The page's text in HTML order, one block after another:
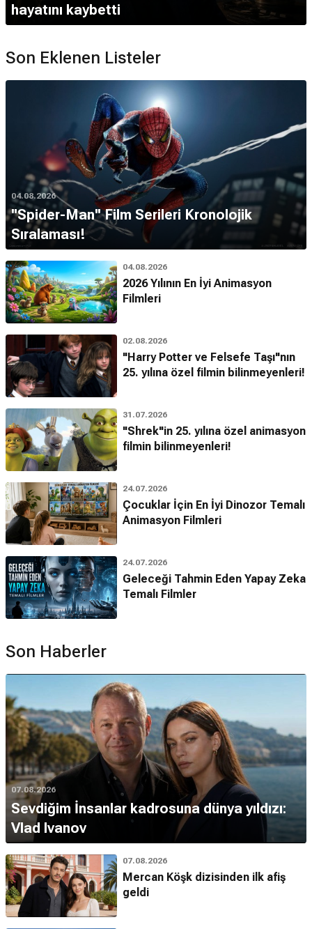
hayatını kaybetti
Son Eklenen Listeler
04.08.2026
''Spider-Man'' Film Serileri Kronolojik
Sıralaması!
04.08.2026
2026 Yılının En İyi Animasyon
Filmleri
02.08.2026
"Harry Potter ve Felsefe Taşı"nın
25. yılına özel filmin bilinmeyenleri!
31.07.2026
"Shrek"in 25. yılına özel animasyon
filmin bilinmeyenleri!
24.07.2026
Çocuklar İçin En İyi Dinozor Temalı
Animasyon Filmleri
24.07.2026
Geleceği Tahmin Eden Yapay Zeka
Temalı Filmler
Son Haberler
07.08.2026
Sevdiğim İnsanlar kadrosuna dünya yıldızı:
Vlad Ivanov
07.08.2026
Mercan Köşk dizisinden ilk afiş
geldi